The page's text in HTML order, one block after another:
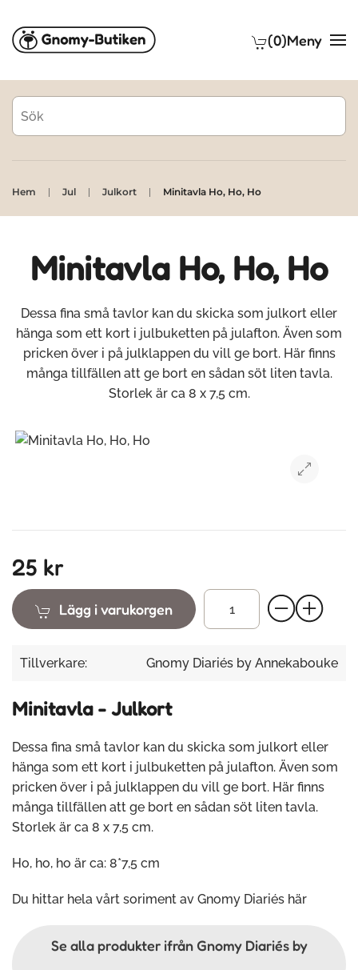
Skip to main content (0)Meny
Hem Jul Julkort Minitavla Ho, Ho, Ho
Minitavla Ho, Ho, Ho
Dessa fina små tavlor kan du skicka som julkort eller
hänga som ett kort i julbuketten på julafton. Även som
pricken över i på julklappen du vill ge bort. Här finns
många tillfällen att ge bort en sådan söt liten tavla.
Storlek är ca 8 x 7,5 cm.
25 kr
Lägg i varukorgen
Tillverkare: Gnomy Diariés by Annekabouke
Minitavla - Julkort
Dessa fina små tavlor kan du skicka som julkort eller
hänga som ett kort i julbuketten på julafton. Även som
pricken över i på julklappen du vill ge bort. Här finns
många tillfällen att ge bort en sådan söt liten tavla.
Storlek är ca 8 x 7,5 cm.
Ho, ho, ho är ca: 8*7,5 cm
Du hittar hela vårt soriment av Gnomy Diariés här
Se alla produkter ifrån Gnomy Diariés by